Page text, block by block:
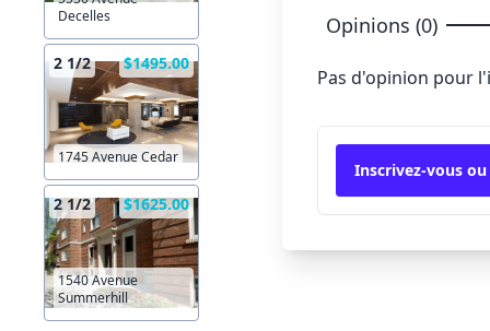
Decelles
2 1/2 $1495.00
1745 Avenue Cedar
2 1/2 $1625.00
1540 Avenue
Summerhill
Opinions (0)
Pas d'opinion pour
Inscrivez-vous